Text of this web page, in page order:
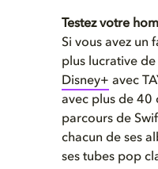
Testez votre
Si vous avez un
plus lucrative de
Disney+ avec
avec plus de 40
parcours de
chacun de ses
ses tubes pop